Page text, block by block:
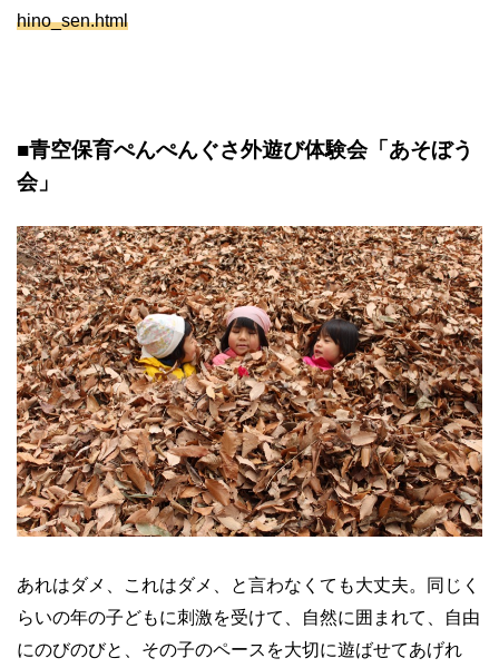
hino_sen.html
■青空保育ぺんぺんぐさ外遊び体験会「あそぼう
会」
あれはダメ、これはダメ、と言わなくても大丈夫。同じく
らいの年の子どもに刺激を受けて、自然に囲まれて、自由
にのびのびと、その子のペースを大切に遊ばせてあげれ